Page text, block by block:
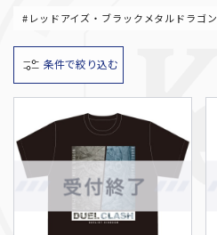
#レッドアイズ・ブラックメタルドラゴン
条件で絞り込む